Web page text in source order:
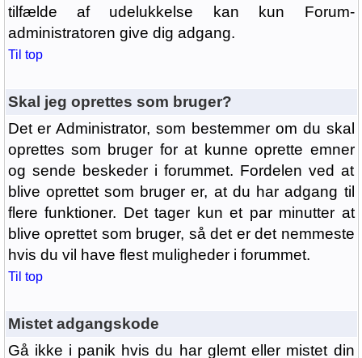
tilfælde af udelukkelse kan kun Forum-
administratoren give dig adgang.
Til top
Skal jeg oprettes som bruger?
Det er Administrator, som bestemmer om du skal
oprettes som bruger for at kunne oprette emner
og sende beskeder i forummet. Fordelen ved at
blive oprettet som bruger er, at du har adgang til
flere funktioner. Det tager kun et par minutter at
blive oprettet som bruger, så det er det nemmeste
hvis du vil have flest muligheder i forummet.
Til top
Mistet adgangskode
Gå ikke i panik hvis du har glemt eller mistet din